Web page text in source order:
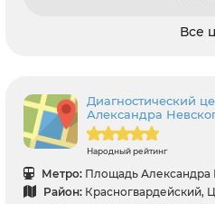
Все
Диагностический
Александра
Народный рейтинг
Метро: Площадь Александра
Район: Красногвардейский,